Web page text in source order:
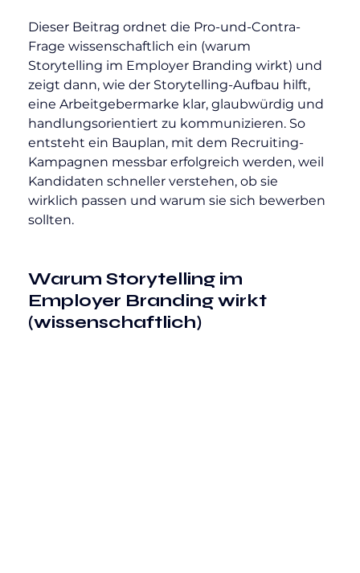
Dieser Beitrag ordnet die Pro-und-Contra-
Frage wissenschaftlich ein (warum
Storytelling im Employer Branding wirkt) und
zeigt dann, wie der Storytelling-Aufbau hilft,
eine Arbeitgebermarke klar, glaubwürdig und
handlungsorientiert zu kommunizieren. So
entsteht ein Bauplan, mit dem Recruiting-
Kampagnen messbar erfolgreich werden, weil
Kandidaten schneller verstehen, ob sie
wirklich passen und warum sie sich bewerben
sollten.
Warum Storytelling im
Employer Branding wirkt
(wissenschaftlich)